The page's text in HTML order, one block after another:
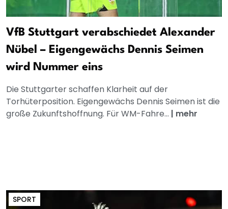
VfB Stuttgart verabschiedet Alexander
Nübel – Eigengewächs Dennis Seimen
wird Nummer eins
Die Stuttgarter schaffen Klarheit auf der
Torhüterposition. Eigengewächs Dennis Seimen ist die
große Zukunftshoffnung. Für WM-Fahre... | mehr
SPORT